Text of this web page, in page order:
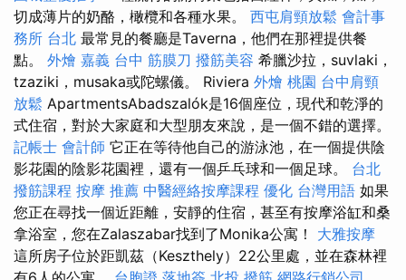
切成薄片的奶酪，橄欖和各種水果。 西屯肩頸放鬆 會計事
務所 台北 最常見的餐廳是Taverna，他們在那裡提供餐
點。 外燴 嘉義 台中 筋膜刀 撥筋美容 希臘沙拉，suvlaki，
tzaziki，musaka或陀螺儀。 Riviera 外燴 桃園 台中肩頸
放鬆 ApartmentsAbadszalók是16個座位，現代和乾淨的
式住宿，對於大家庭和大型朋友來說，是一個不錯的選擇。
記帳士 會計師 它正在等待他自己的游泳池，在一個提供陰
影花園的陰影花園裡，還有一個乒乓球和一個足球。 台北
撥筋課程 按摩 推薦 中醫經絡按摩課程 優化 台灣用語 如果
您正在尋找一個近距離，安靜的住宿，甚至有按摩浴缸和桑
拿浴室，您在Zalaszabar找到了Monika公寓！ 大雅按摩
這所房子位於距凱茲（Keszthely）22公里處，並在森林裡